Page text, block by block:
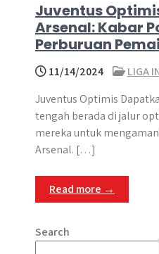
Juventus
Arsenal: Kabar
Perburuan
11/14/2024
LIGA
Juventus Optimis
tengah berada di jalur
mereka untuk
Arsenal. […]
Read more →
Search